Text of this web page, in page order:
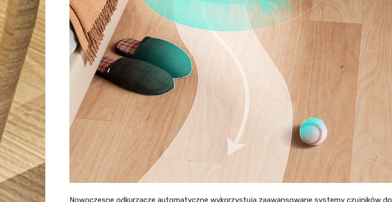
Nowoczesne odkurzacze automatyczne wykorzystują zaawansowane systemy czujników do